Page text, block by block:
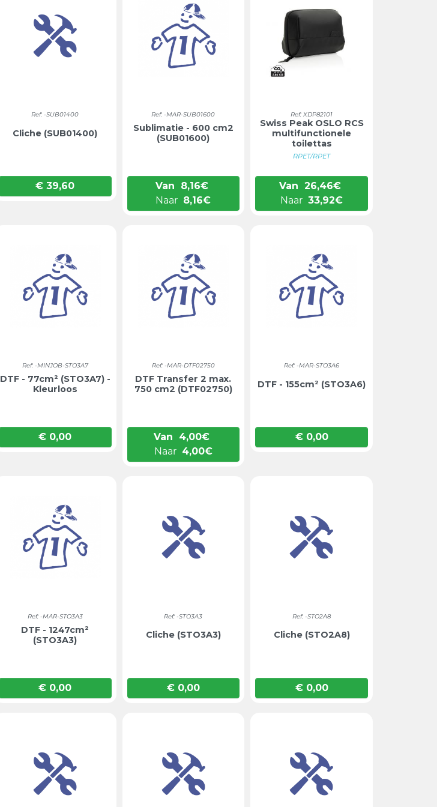
Ref: -SUB01400
Cliche (SUB01400)
Prijs
€ 39,60
Ref: -MAR-SUB01600
Sublimatie - 600 cm2
(SUB01600)
Van 8,16€
Naar 8,16€
Ref: XDP82101
Swiss Peak OSLO RCS
multifunctionele
toilettas
RPET/RPET
Van 26,46€
Naar 33,92€
Ref: -MINJOB-STO3A7
DTF - 77cm² (STO3A7) -
Kleurloos
Prijs
€ 0,00
Ref: -MAR-DTF02750
DTF Transfer 2 max.
750 cm2 (DTF02750)
Van 4,00€
Naar 4,00€
Ref: -MAR-STO3A6
DTF - 155cm² (STO3A6)
Prijs
€ 0,00
Ref: -MAR-STO3A3
DTF - 1247cm²
(STO3A3)
Prijs
€ 0,00
Ref: -STO3A3
Cliche (STO3A3)
Prijs
€ 0,00
Ref: -STO2A8
Cliche (STO2A8)
Prijs
€ 0,00